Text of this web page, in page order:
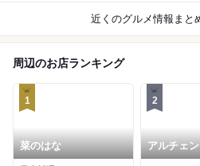
近くのグルメ情報まと
周辺のお店ランキング
1
菜のはな
2
アルチェ